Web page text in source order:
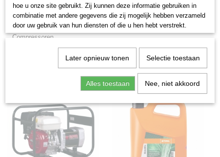
Aggregaten
Brandstoffen
Compressoren
Doorslijpers en Betonzagen
Handschoenen
Kachels
Onderdelen
Schoeisel
hoe u onze site gebruikt. Zij kunnen deze informatie gebruiken in
combinatie met andere gegevens die zij mogelijk hebben verzameld
door uw gebruik van hun diensten of die u hen hebt verstrekt.
Later opnieuw tonen Selectie toestaan
Alles toestaan Nee, niet akkoord